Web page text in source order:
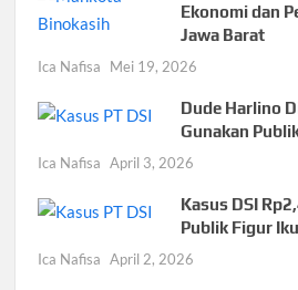
Ekonomi dan
Jawa Barat
Ica Nafisa Mei 19, 2026
Dude Harlino
Gunakan
Ica Nafisa April 3, 2026
Kasus DSI
Publik Figur
Ica Nafisa April 2, 2026